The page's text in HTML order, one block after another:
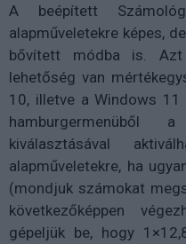
A beépített
alapműveletekre képes,
bővített módba is.
lehetőség van
10, illetve a Windows
hamburgermenüből
kiválasztásával
alapműveletekre, ha
(mondjuk számokat
következőképpen
gépeljük be, hogy